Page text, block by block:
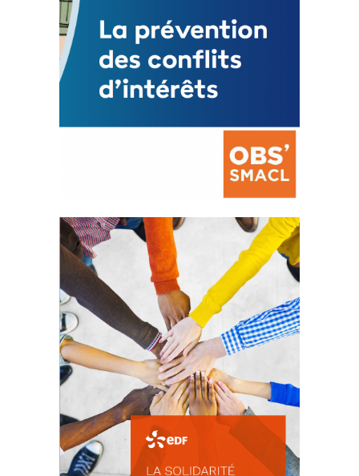
La prévention des conflits
d’intérêts
18 septembre 2023
FEUILLETER